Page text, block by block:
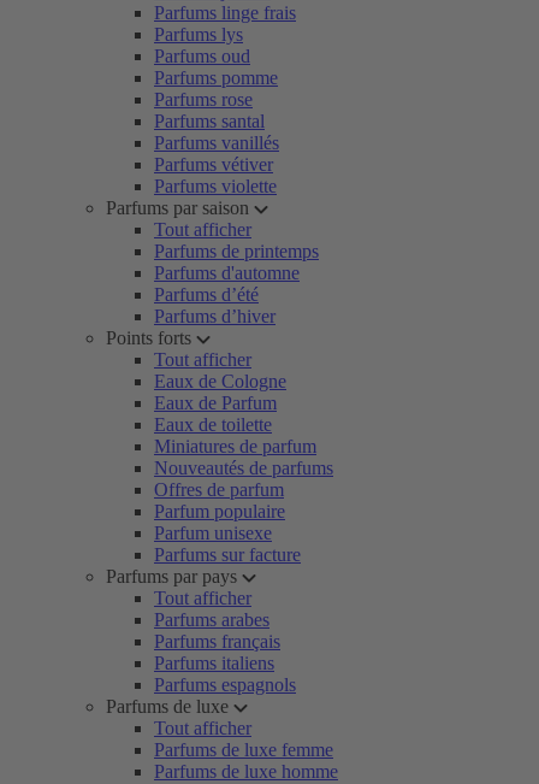
Parfums linge frais
Parfums lys
Parfums oud
Parfums pomme
Parfums rose
Parfums santal
Parfums vanillés
Parfums vétiver
Parfums violette
Parfums par saison
Tout afficher
Parfums de printemps
Parfums d'automne
Parfums d’été
Parfums d’hiver
Points forts
Tout afficher
Eaux de Cologne
Eaux de Parfum
Eaux de toilette
Miniatures de parfum
Nouveautés de parfums
Offres de parfum
Parfum populaire
Parfum unisexe
Parfums sur facture
Parfums par pays
Tout afficher
Parfums arabes
Parfums français
Parfums italiens
Parfums espagnols
Parfums de luxe
Tout afficher
Parfums de luxe femme
Parfums de luxe homme